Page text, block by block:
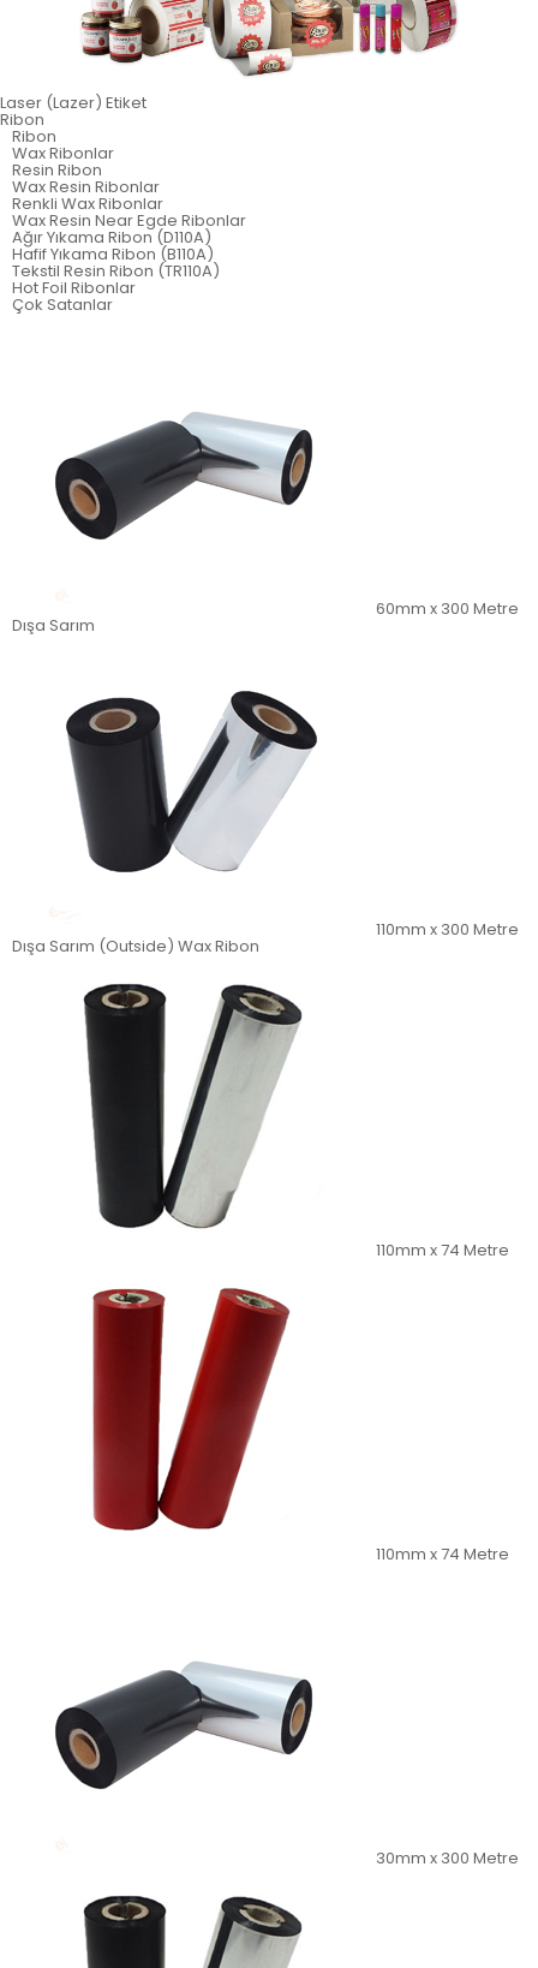
Laser (Lazer) Etiket
Ribon
Ribon
Wax Ribonlar
Resin Ribon
Wax Resin Ribonlar
Renkli Wax Ribonlar
Wax Resin Near Egde Ribonlar
Ağır Yıkama Ribon (D110A)
Hafif Yıkama Ribon (B110A)
Tekstil Resin Ribon (TR110A)
Hot Foil Ribonlar
Çok Satanlar
60mm x 300 Metre
Dışa Sarım
110mm x 300 Metre
Dışa Sarım (Outside) Wax Ribon
110mm x 74 Metre
110mm x 74 Metre
30mm x 300 Metre